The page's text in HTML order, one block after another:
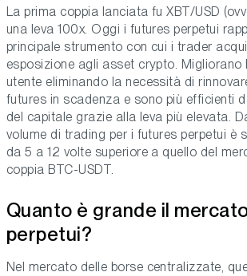
La prima coppia lanciata fu XBT/USD
una leva 100x. Oggi i futures perpetui
principale strumento con cui i trader
esposizione agli asset crypto. Migliorano
utente eliminando la necessità di
futures in scadenza e sono più efficienti
del capitale grazie alla leva più elevata.
volume di trading per i futures perpetui è
da 5 a 12 volte superiore a quello del
coppia BTC-USDT.
Quanto è grande il
perpetui?
Nel mercato delle borse centralizzate,